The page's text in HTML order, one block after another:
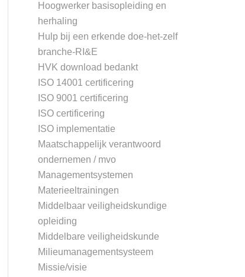
Hoogwerker basisopleiding en
herhaling
Hulp bij een erkende doe-het-zelf
branche-RI&E
HVK download bedankt
ISO 14001 certificering
ISO 9001 certificering
ISO certificering
ISO implementatie
Maatschappelijk verantwoord
ondernemen / mvo
Managementsystemen
Materieeltrainingen
Middelbaar veiligheidskundige
opleiding
Middelbare veiligheidskunde
Milieumanagementsysteem
Missie/visie